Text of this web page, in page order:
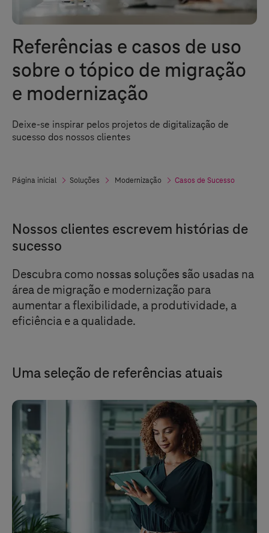
Referências e casos de uso
sobre o tópico de migração
e modernização
Deixe-se inspirar pelos projetos de digitalização de
sucesso dos nossos clientes
Página inicial Soluções Modernização Casos de Sucesso
Nossos clientes escrevem histórias de
sucesso
Descubra como nossas soluções são usadas na
área de migração e modernização para
aumentar a flexibilidade, a produtividade, a
eficiência e a qualidade.
Uma seleção de referências atuais